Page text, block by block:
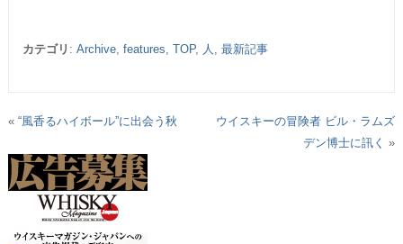
カテゴリ : Archive, features TOP, 人 最新記事
« “風香るハイボール”に出会う秋
ウイスキーの冒険者 ビル・ラムズ
デン博士に訊く »